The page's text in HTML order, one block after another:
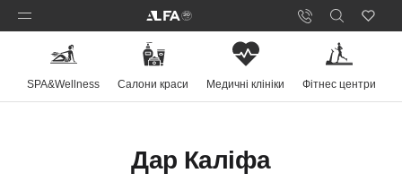
SPA&Wellness Салони краси Медичні клініки Фітнес центри
Дар Каліфа